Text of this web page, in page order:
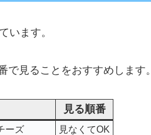
います。
見ることをおすすめします。
見る順番
ーズ
見なくてOK